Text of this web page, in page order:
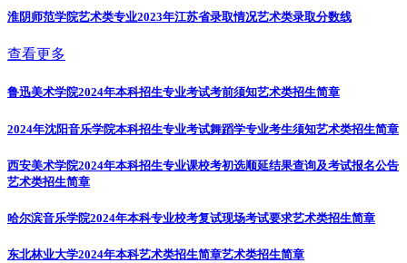
淮阴师范学院艺术类专业2023年江苏省录取情况艺术类录取分数线
查看更多
鲁迅美术学院2024年本科招生专业考试考前须知艺术类招生简章
2024年沈阳音乐学院本科招生专业考试舞蹈学专业考生须知艺术类招生简章
西安美术学院2024年本科招生专业课校考初选顺延结果查询及考试报名公告
艺术类招生简章
哈尔滨音乐学院2024年本科专业校考复试现场考试要求艺术类招生简章
东北林业大学2024年本科艺术类招生简章艺术类招生简章